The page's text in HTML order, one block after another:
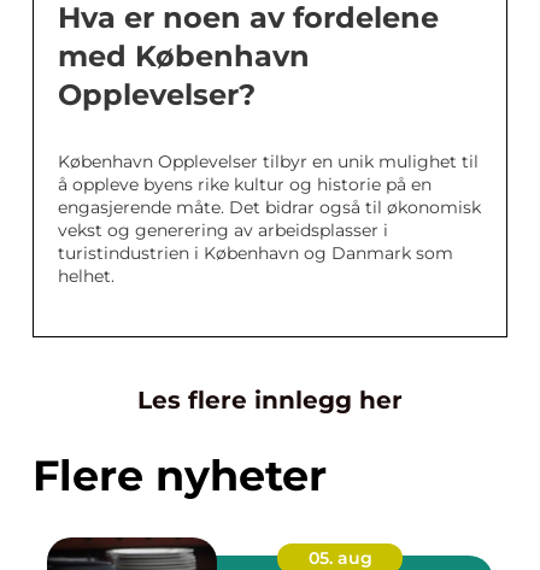
Hva er noen av fordelene
med København
Opplevelser?
København Opplevelser tilbyr en unik mulighet til
å oppleve byens rike kultur og historie på en
engasjerende måte. Det bidrar også til økonomisk
vekst og generering av arbeidsplasser i
turistindustrien i København og Danmark som
helhet.
Les flere innlegg her
Flere nyheter
05. aug